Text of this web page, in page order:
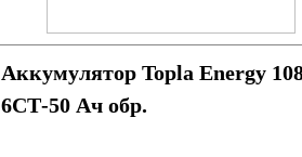
Аккумулятор Topla Energy
6СТ-50 Ач обр.